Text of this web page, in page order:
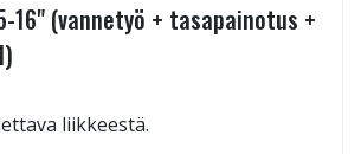
16" (vannetyö + tasapainotus +
liikkeestä.